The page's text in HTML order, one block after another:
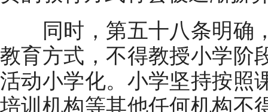
同时，第五十八条明确
教育方式，不得教授小学阶
活动小学化。小学坚持按照
培训机构等其他任何机构不